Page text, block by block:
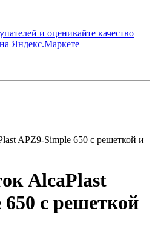
APZ9-Simple 650 с решеткой и
AlcaPlast
с решеткой